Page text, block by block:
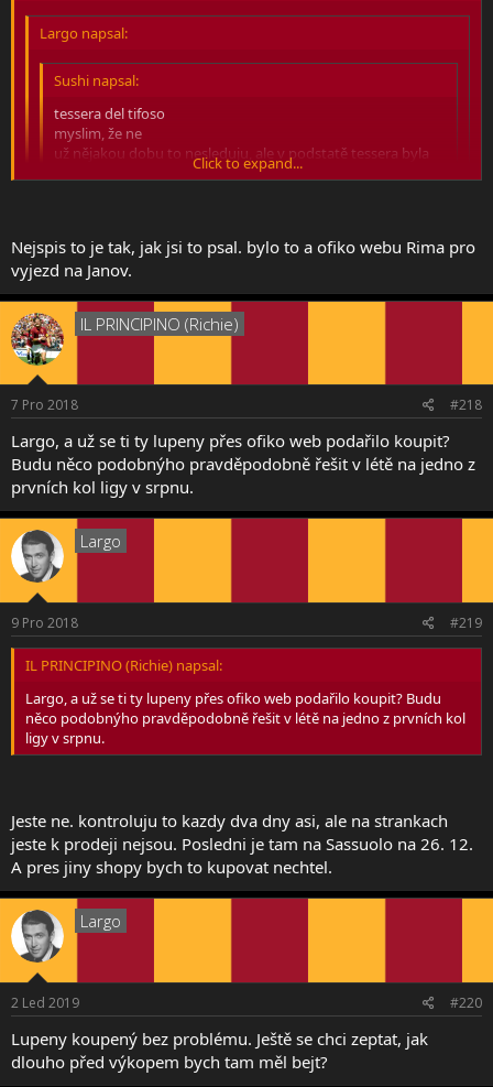
Largo napsal:
Sushi napsal:
tessera del tifoso
myslim, že ne
už nějakou dobu to nesleduju, ale v podstatě tessera byla
potřeba (nevim jestli to platí ještě dneska) abys mohl koupit
turisty
chceš to nějak víc zjišťovat?
Click to expand...
No, v únoru jedu na AC a nikdy jsem ještě lístky na fotbal
nekupoval, takže v podstatě ocením každou radu, třeba i jaký
místo vybrat. Prolejzal jsem různý topicy, ale i tak budu rád. Díky
tak mi poši odkaz, kde jsi to o té tesseře viděl
Click to expand...
Nejspis to je tak, jak jsi to psal. bylo to a ofiko webu Rima pro
vyjezd na Janov.
IL PRINCIPINO (Richie)
7 Pro 2018 #218
Largo, a už se ti ty lupeny přes ofiko web podařilo koupit?
Budu něco podobnýho pravděpodobně řešit v létě na jedno z
prvních kol ligy v srpnu.
Largo
9 Pro 2018 #219
IL PRINCIPINO (Richie) napsal:
Largo, a už se ti ty lupeny přes ofiko web podařilo koupit? Budu
něco podobnýho pravděpodobně řešit v létě na jedno z prvních kol
ligy v srpnu.
Jeste ne. kontroluju to kazdy dva dny asi, ale na strankach
jeste k prodeji nejsou. Posledni je tam na Sassuolo na 26. 12.
A pres jiny shopy bych to kupovat nechtel.
Largo
2 Led 2019 #220
Lupeny koupený bez problému. Ještě se chci zeptat, jak
dlouho před výkopem bych tam měl bejt?